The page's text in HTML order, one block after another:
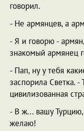
говорил.
- Не армянцев, а
- Я и говорю -
знакомый армянец
- Пап, ну у тебя
заспорила Светка.
цивилизованная
- В ж... вашу
желаю!